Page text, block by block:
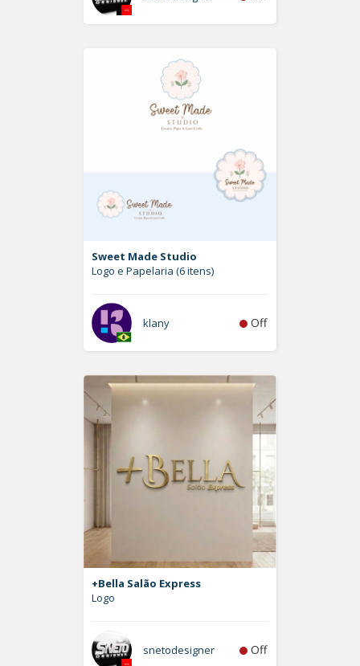
Sweet Made Studio
Logo e Papelaria (6 itens)
klany Off
+Bella Salão Express
Logo
snetodesigner Off